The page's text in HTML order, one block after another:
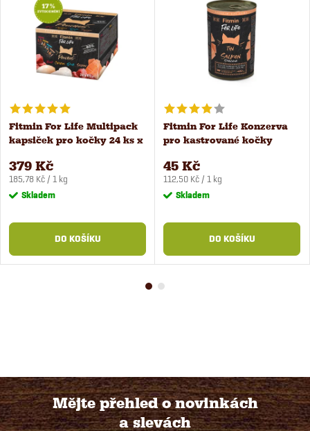
Fitmin For Life Multipack
kapsiček pro kočky 24 ks x
379 Kč
Měrná
cena:
185,78 Kč / 1 kg
Skladem
DO KOŠÍKU
Fitmin For Life Konzerva
pro kastrované kočky
45 Kč
Měrná
cena:
112,50 Kč / 1 kg
Skladem
DO KOŠÍKU
Mějte přehled o novinkách
a slevách